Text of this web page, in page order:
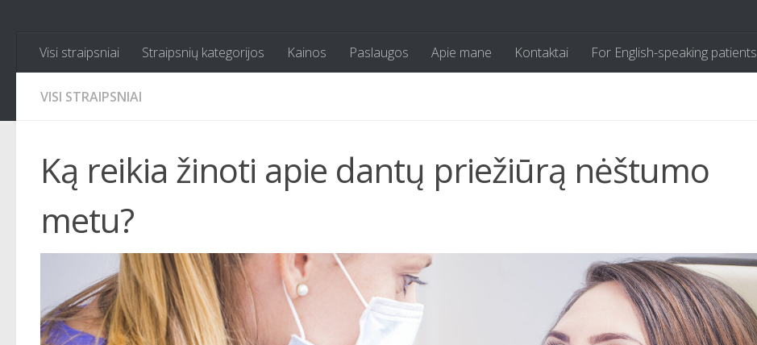
Visi straipsniai Straipsnių kategorijos Kainos Paslaugos Apie mane Kontaktai For English-speaking patients
VISI STRAIPSNIAI
Ką reikia žinoti apie dantų priežiūrą nėštumo
metu?